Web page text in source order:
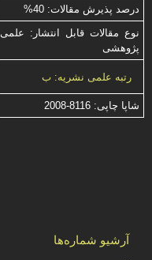
درصد پذیرش مقالات: 40%
نوع مقالات قابل انتشار: علمی
پژوهشی
رتبه علمی نشریه: ب
شاپا چاپی: 2008-8116
آرشیو شماره‌ها